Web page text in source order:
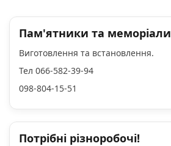
Пам'ятники та меморіали
Виготовлення та встановлення.
Тел 066-582-39-94
098-804-15-51
Потрібні різноробочі!